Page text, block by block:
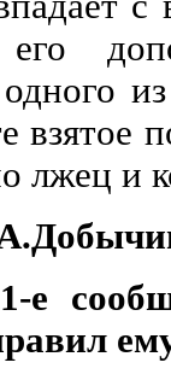
его
взятое
лжец и
е